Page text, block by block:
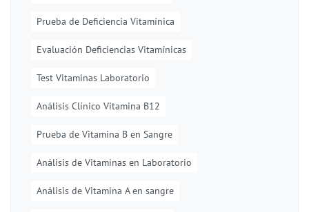
Prueba de Deficiencia Vitamínica
Evaluación Deficiencias Vitamínicas
Test Vitaminas Laboratorio
Análisis Clínico Vitamina B12
Prueba de Vitamina B en Sangre
Análisis de Vitaminas en Laboratorio
Análisis de Vitamina A en sangre